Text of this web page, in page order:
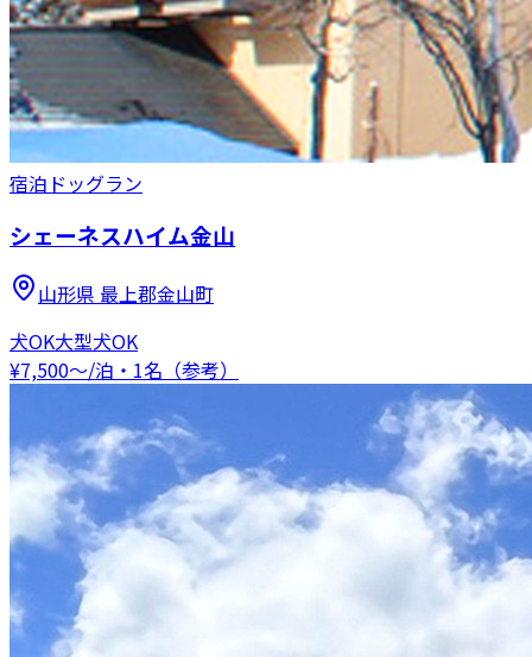
宿泊 ドッグラン
シェーネスハイム金山
山形県 最上郡金山町
犬OK大型犬OK
¥7,500〜/泊・1名（参考）